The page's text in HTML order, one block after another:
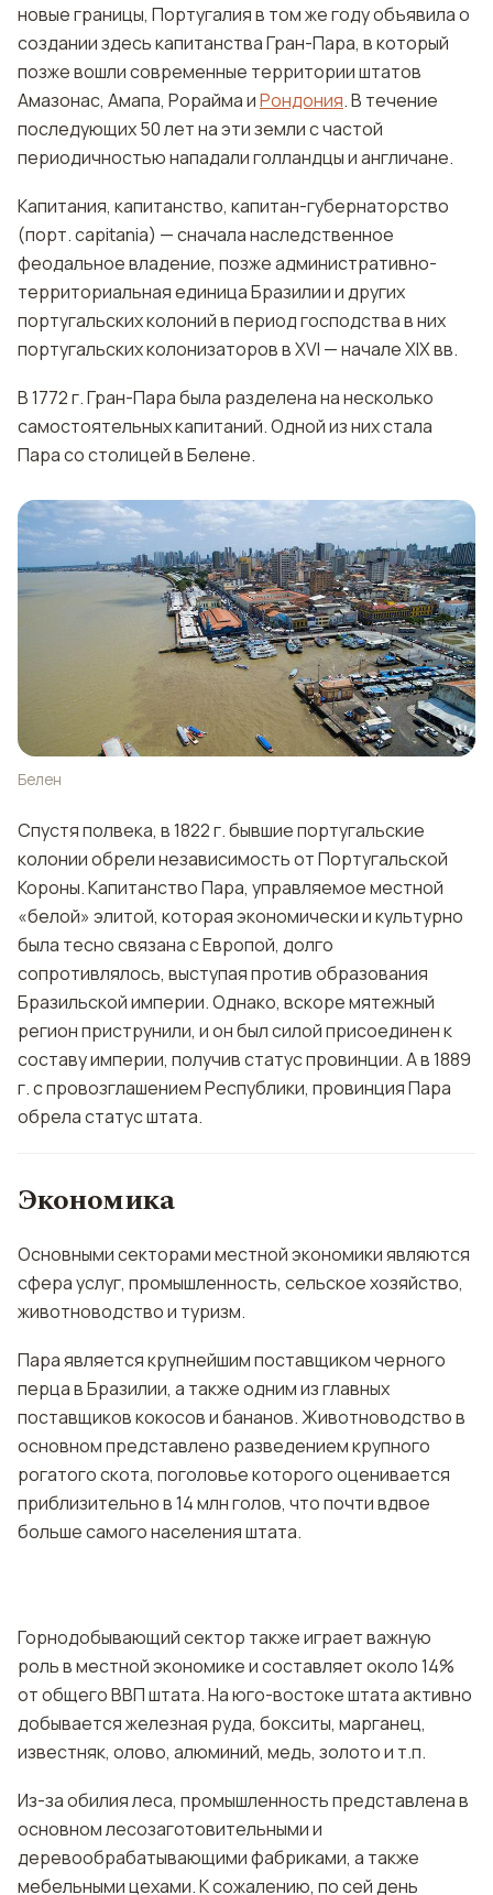
новые границы, Португалия в том же году объявила о
создании здесь капитанства Гран-Пара, в который
позже вошли современные территории штатов
Амазонас, Амапа, Рорайма иРондония. В течение
последующих 50 лет на эти земли с частой
периодичностью нападали голландцы и англичане.
Капитания, капитанство, капитан-губернаторство
(порт. capitania) — сначала наследственное
феодальное владение, позже административно-
территориальная единица Бразилии и других
португальских колоний в период господства в них
португальских колонизаторов в XVI — начале XIX вв.
В 1772 г. Гран-Пара была разделена на несколько
самостоятельных капитаний. Одной из них стала
Пара со столицей в Белене.
Белен
Спустя полвека, в 1822 г. бывшие португальские
колонии обрели независимость от Португальской
Короны. Капитанство Пара, управляемое местной
«белой» элитой, которая экономически и культурно
была тесно связана с Европой, долго
сопротивлялось, выступая против образования
Бразильской империи. Однако, вскоре мятежный
регион приструнили, и он был силой присоединен к
составу империи, получив статус провинции. А в 1889
г. с провозглашением Республики, провинция Пара
обрела статус штата.
Экономика
Основными секторами местной экономики являются
сфера услуг, промышленность, сельское хозяйство,
животноводство и туризм.
Пара является крупнейшим поставщиком черного
перца в Бразилии, а также одним из главных
поставщиков кокосов и бананов. Животноводство в
основном представлено разведением крупного
рогатого скота, поголовье которого оценивается
приблизительно в 14 млн голов, что почти вдвое
больше самого населения штата.
Горнодобывающий сектор также играет важную
роль в местной экономике и составляет около 14%
от общего ВВП штата. На юго-востоке штата активно
добывается железная руда, бокситы, марганец,
известняк, олово, алюминий, медь, золото и т.п.
Из-за обилия леса, промышленность представлена в
основном лесозаготовительными и
деревообрабатывающими фабриками, а также
мебельными цехами. К сожалению, по сей день